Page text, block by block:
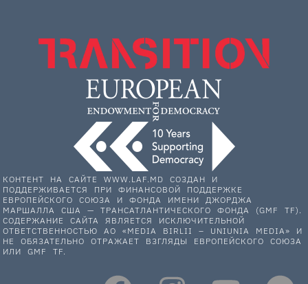
КОНТЕНТ НА САЙТЕ WWW.LAF.MD СОЗДАН И
ПОДДЕРЖИВАЕТСЯ ПРИ ФИНАНСОВОЙ ПОДДЕРЖКЕ
ЕВРОПЕЙСКОГО СОЮЗА И ФОНДА ИМЕНИ ДЖОРДЖА
МАРШАЛЛА США — ТРАНСАТЛАНТИЧЕСКОГО ФОНДА (GMF TF).
СОДЕРЖАНИЕ САЙТА ЯВЛЯЕТСЯ ИСКЛЮЧИТЕЛЬНОЙ
ОТВЕТСТВЕННОСТЬЮ АО «MEDIA BIRLII – UNIUNIA MEDIA» И
НЕ ОБЯЗАТЕЛЬНО ОТРАЖАЕТ ВЗГЛЯДЫ ЕВРОПЕЙСКОГО СОЮЗА
ИЛИ GMF TF.